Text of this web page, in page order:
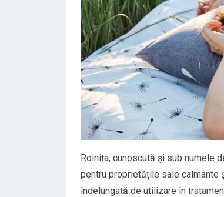
Roinița, cunoscută și sub numele
pentru proprietățile sale calmante
îndelungată de utilizare în